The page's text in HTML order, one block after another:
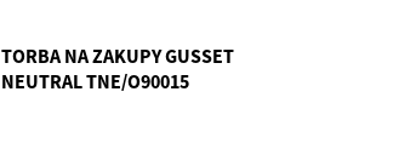
TORBA NA ZAKUPY GUSSET
NEUTRAL TNE/O90015